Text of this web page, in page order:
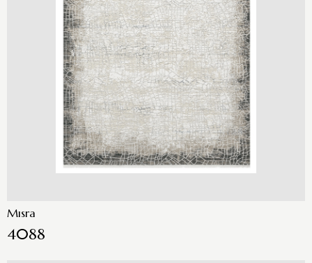
Mısra
4088